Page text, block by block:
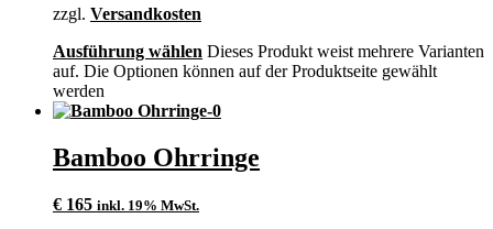
zzgl. Versandkosten
Ausführung wählen Dieses Produkt weist mehrere Varianten
auf. Die Optionen können auf der Produktseite gewählt
werden
Bamboo Ohrringe
€ 165 inkl. 19% MwSt.